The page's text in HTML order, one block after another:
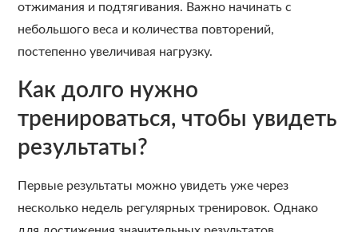
отжимания и подтягивания. Важно начинать с
небольшого веса и количества повторений,
постепенно увеличивая нагрузку.
Как долго нужно
тренироваться, чтобы увидеть
результаты?
Первые результаты можно увидеть уже через
несколько недель регулярных тренировок. Однако